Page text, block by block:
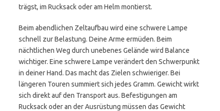
trägst, im Rucksack oder am Helm montierst.
Beim abendlichen Zeltaufbau wird eine schwere Lampe
schnell zur Belastung. Deine Arme ermüden. Beim
nächtlichen Weg durch unebenes Gelände wird Balance
wichtiger. Eine schwere Lampe verändert den Schwerpunkt
in deiner Hand. Das macht das Zielen schwieriger. Bei
längeren Touren summiert sich jedes Gramm. Gewicht wirkt
sich direkt auf den Transport aus. Befestigungen am
Rucksack oder an der Ausrüstung müssen das Gewicht